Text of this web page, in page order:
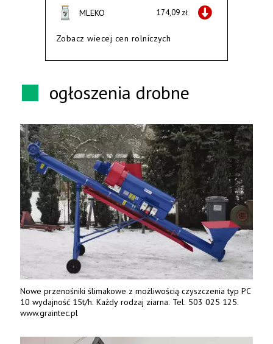
MLEKO 174,09 zł
Zobacz wiecej cen rolniczych
ogłoszenia drobne
Nowe przenośniki ślimakowe z możliwością czyszczenia typ PC
10 wydajność 15t/h. Każdy rodzaj ziarna. Tel. 503 025 125.
www.graintec.pl